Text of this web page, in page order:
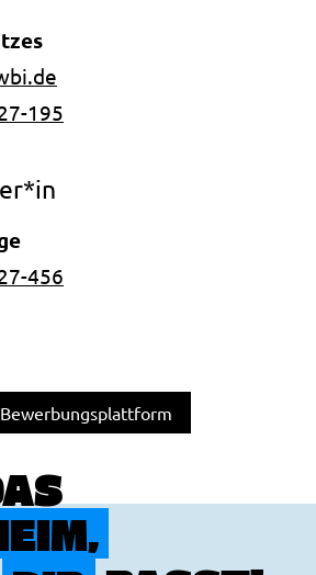
no-spam.
195
456